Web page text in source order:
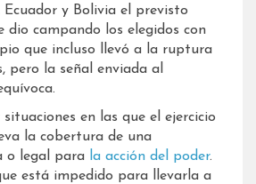
Ecuador y Bolivia el previsto
dio campando los elegidos con
que incluso llevó a la ruptura
pero la señal enviada al
en las que el ejercicio
la cobertura de una
o legal para la acción del poder.
está impedido para llevarla a